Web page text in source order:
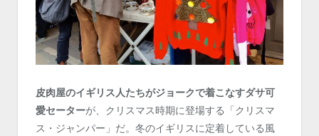
皮肉屋のイギリス人たちがジョークで着こなすダサ可
愛セーターが、クリスマス時期に登場する「クリスマ
ス・ジャンパー」だ。冬のイギリスに定着している風